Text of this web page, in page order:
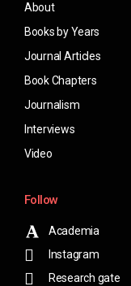
About
Books by Years
Journal Articles
Book Chapters
Journalism
Interviews
Video
Follow
Academia
Instagram
Research gate